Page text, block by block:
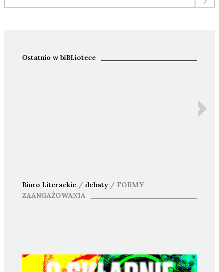
Ostatnio w biBLiotece
Biuro Literackie/ debaty/ FORMY
ZAANGAŻOWANIA